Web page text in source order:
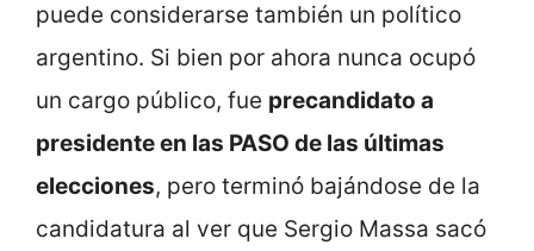
puede considerarse también un político
argentino. Si bien por ahora nunca ocupó
un cargo público, fue precandidato a
presidente en las PASO de las últimas
elecciones, pero terminó bajándose de la
candidatura al ver que Sergio Massa sacó